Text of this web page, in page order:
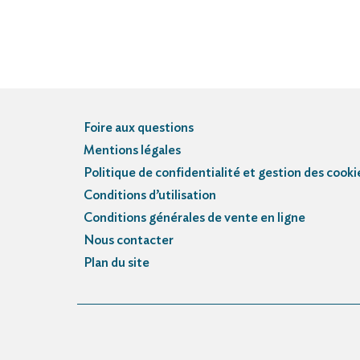
Foire aux questions
Mentions légales
Politique de confidentialité et gestion des
Conditions d’utilisation
Conditions générales de vente en ligne
Nous contacter
Plan du site